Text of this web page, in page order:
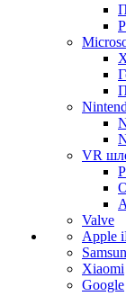
VR
Valve
Apple
Xiaomi
Google